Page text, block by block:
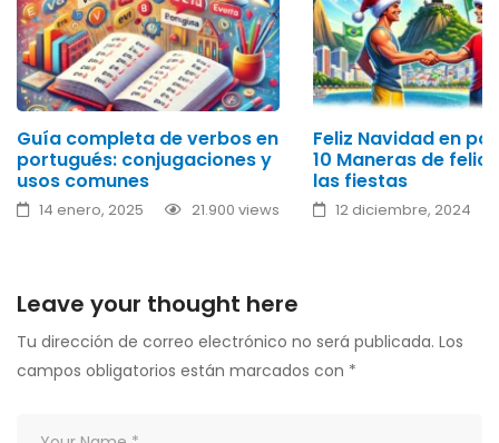
Guía completa de verbos en
portugués: conjugaciones y
usos comunes
14 enero, 2025 21.900 views
Feliz Navidad en
10 Maneras de
las fiestas
12 diciembre, 2024
Leave your thought here
Tu dirección de correo electrónico no será publicada. Los
campos obligatorios están marcados con *